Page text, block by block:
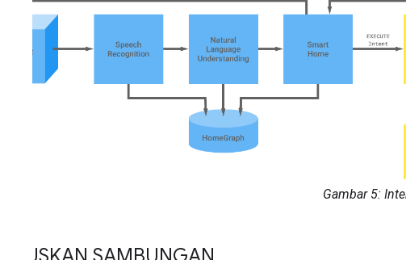
Gambar 5: